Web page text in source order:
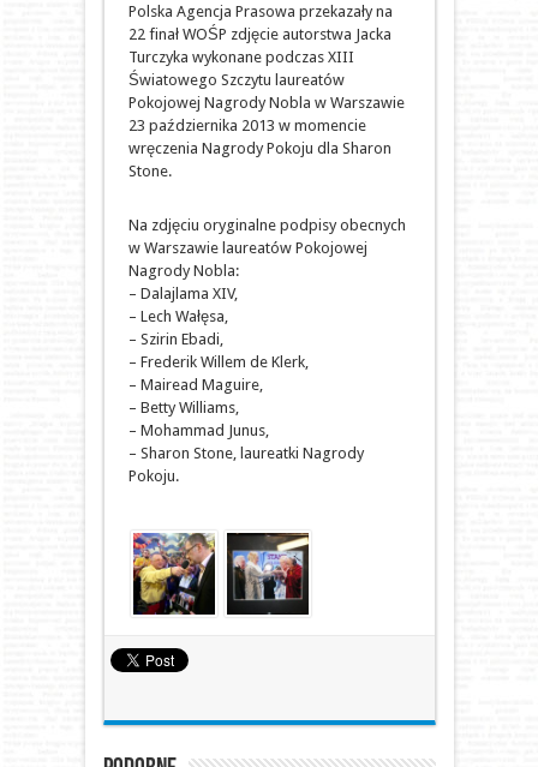
Polska Agencja Prasowa przekazały na
22 finał WOŚP zdjęcie autorstwa Jacka
Turczyka wykonane podczas XIII
Światowego Szczytu laureatów
Pokojowej Nagrody Nobla w Warszawie
23 października 2013 w momencie
wręczenia Nagrody Pokoju dla Sharon
Stone.
Na zdjęciu oryginalne podpisy obecnych
w Warszawie laureatów Pokojowej
Nagrody Nobla:
– Dalajlama XIV,
– Lech Wałęsa,
– Szirin Ebadi,
– Frederik Willem de Klerk,
– Mairead Maguire,
– Betty Williams,
– Mohammad Junus,
– Sharon Stone, laureatki Nagrody
Pokoju.